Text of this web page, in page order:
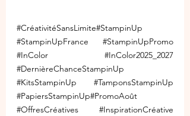
#CréativitéSansLimite
#StampinUpFrance
#StampinUpPromo
#InColor
#InColor2025_2027
#DernièreChanceStampinUp
#KitsStampinUp
#TamponsStampinUp
#PapiersStampinUp
#OffresCréatives
#InspirationCréative